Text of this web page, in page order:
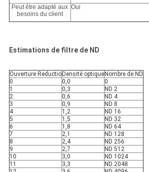
Peut être adapté aux
besoins du client
Oui
Estimations de filtre de ND
Ouverture Reductio Densité optique Nombre de ND
0
0,0
0
1
0,3
ND 2
2
0,6
ND 4
3
0,9
ND 8
4
1,2
ND 16
5
1,5
ND 32
6
1,8
ND 64
7
2,1
ND 128
8
2,4
ND 256
9
2,7
ND 512
10
3,0
ND 1024
11
3,3
ND 2048